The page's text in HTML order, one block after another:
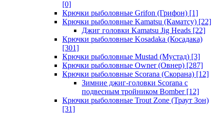
[0]
Крючки рыболовные Grifon (Грифон) [1]
Крючки рыболовные Kamatsu (Каматсу) [22]
Джиг головки Kamatsu Jig Heads [22]
Крючки рыболовные Kosadaka (Косадака)
[301]
Крючки рыболовные Mustad (Мустад) [3]
Крючки рыболовные Owner (Овнер) [287]
Крючки рыболовные Scorana (Скорана) [12]
Зимние джиг-головки Scorana с
подвесным тройником Bomber[12]
Крючки рыболовные Trout Zone (Траут Зон)
[31]